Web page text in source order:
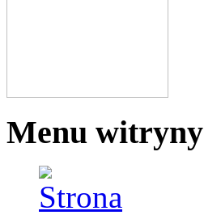
Menu witryny